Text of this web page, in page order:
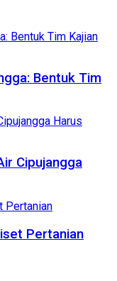
Bentuk Tim
Cipujangga
Pertanian